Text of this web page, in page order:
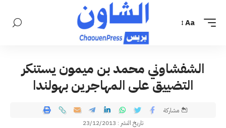
Aa
الشفشاوني محمد بن ميمون يستنكر
التضييق على المهاجرين بهولندا
تاريخ النشر : 23/12/2013
مشاركة